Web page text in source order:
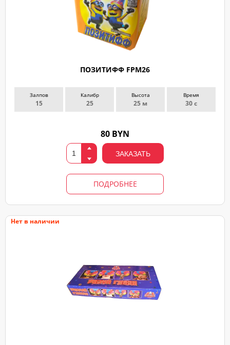
ПОЗИТИФФ FPM26
Залпов
15
Калибр
25
Высота
25 м
Время
30 с
80 BYN
ЗАКАЗАТЬ
ПОДРОБНЕЕ
Нет в наличии